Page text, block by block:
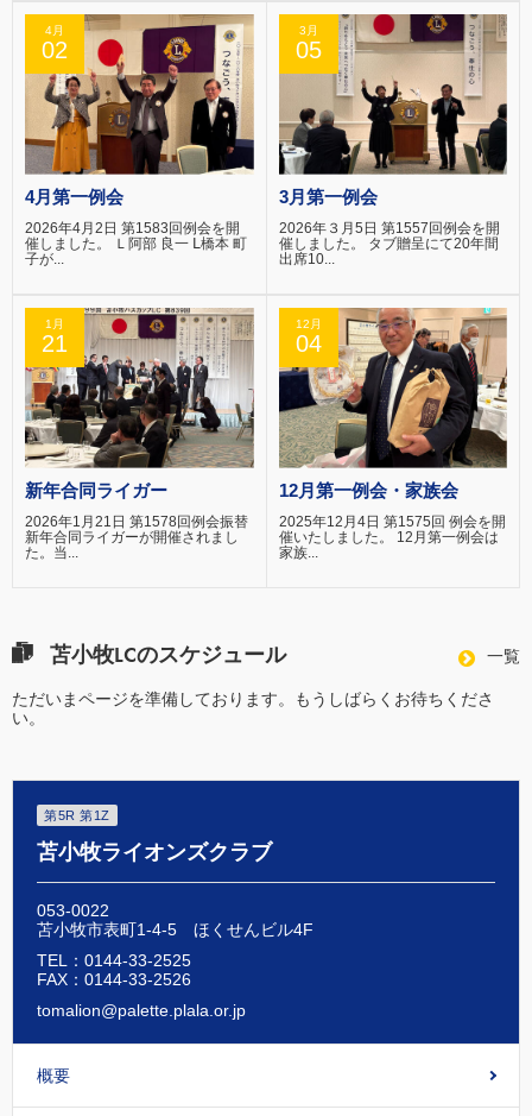
4月
02
4月第一例会
2026年4月2日 第1583回例会を開
催しました。 Ｌ阿部 良一 Ⅼ橋本 町
子が...
3月
05
3月第一例会
2026年３月5日 第1557回例会を開
催しました。 タブ贈呈にて20年間
出席10...
1月
21
新年合同ライガー
2026年1月21日 第1578回例会振替
新年合同ライガーが開催されまし
た。当...
12月
04
12月第一例会・家族会
2025年12月4日 第1575回 例会を開
催いたしました。 12月第一例会は
家族...
苫小牧LCのスケジュール 一覧
ただいまページを準備しております。もうしばらくお待ちくださ
い。
第5R 第1Z
苫小牧ライオンズクラブ
053-0022
苫小牧市表町1-4-5 ほくせんビル4F
TEL：0144-33-2525
FAX：0144-33-2526
tomalion@palette.plala.or.jp
概要